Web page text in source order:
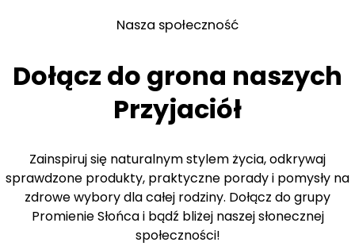
Nasza społeczność
Dołącz do grona naszych
Przyjaciół
Zainspiruj się naturalnym stylem życia, odkrywaj
sprawdzone produkty, praktyczne porady i pomysły na
zdrowe wybory dla całej rodziny. Dołącz do grupy
Promienie Słońca i bądź bliżej naszej słonecznej
społeczności!